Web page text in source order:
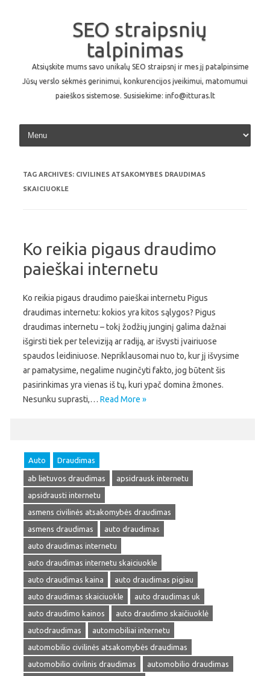
SEO straipsnių
talpinimas
Atsiųskite mums savo unikalų SEO straipsnį ir mes jį patalpinsime
Jūsų verslo sėkmės gerinimui, konkurencijos įveikimui, matomumui
paieškos sistemose. Susisiekime: info@itturas.lt
Skip to content
TAG ARCHIVES: CIVILINES ATSAKOMYBES DRAUDIMAS
SKAICIUOKLE
Ko reikia pigaus draudimo
paieškai internetu
Ko reikia pigaus draudimo paieškai internetu Pigus
draudimas internetu: kokios yra kitos sąlygos? Pigus
draudimas internetu – tokį žodžių junginį galima dažnai
išgirsti tiek per televiziją ar radiją, ar išvysti įvairiuose
spaudos leidiniuose. Nepriklausomai nuo to, kur jį išvysime
ar pamatysime, negalime nuginčyti fakto, jog būtent šis
pasirinkimas yra vienas iš tų, kuri ypač domina žmones.
Nesunku suprasti,… Read More »
Auto Draudimas
ab lietuvos draudimas
apsidrausk internetu
apsidrausti internetu
asmens civilinės atsakomybės draudimas
asmens draudimas
auto draudimas
auto draudimas internetu
auto draudimas internetu skaiciuokle
auto draudimas kaina
auto draudimas pigiau
auto draudimas skaiciuokle
auto draudimas uk
auto draudimo kainos
auto draudimo skaičiuoklė
autodraudimas
automobiliai internetu
automobilio civilinės atsakomybės draudimas
automobilio civilinis draudimas
automobilio draudimas